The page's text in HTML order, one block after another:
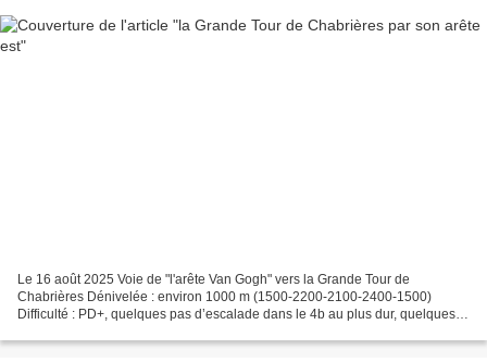
Le 16 août 2025 Voie de "l'arête Van Gogh" vers la Grande Tour de
Chabrières Dénivelée : environ 1000 m (1500-2200-2100-2400-1500)
Difficulté : PD+, quelques pas d’escalade dans le 4b au plus dur, quelques